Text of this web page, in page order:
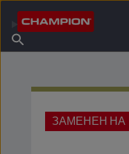
Информация о Champion
Найти точку продаж
ЗАМЕНЕН НА